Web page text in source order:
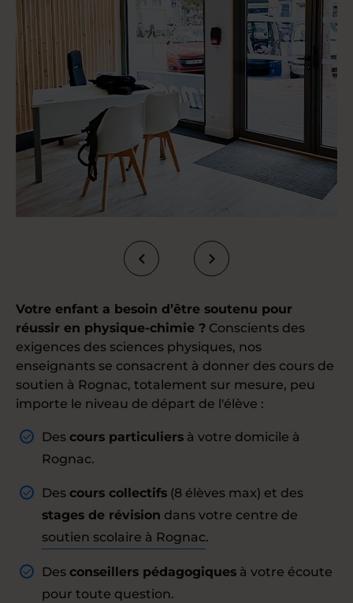
Votre enfant a besoin d’être soutenu pour
réussir en physique-chimie ? Conscients des
exigences des sciences physiques, nos
enseignants se consacrent à donner des cours de
soutien à Rognac, totalement sur mesure, peu
importe le niveau de départ de l'élève :
Des cours particuliers à votre domicile à
Rognac.
Des cours collectifs (8 élèves max) et des
stages de révision dans votre centre de
soutien scolaire à Rognac.
Des conseillers pédagogiques à votre écoute
pour toute question.